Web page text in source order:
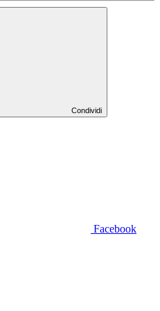
Condividi
Facebook